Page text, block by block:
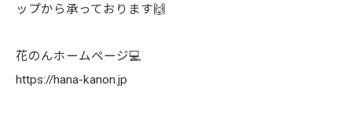
ップから承っております🙌
花のんホームページ💻
https://hana-kanon.jp